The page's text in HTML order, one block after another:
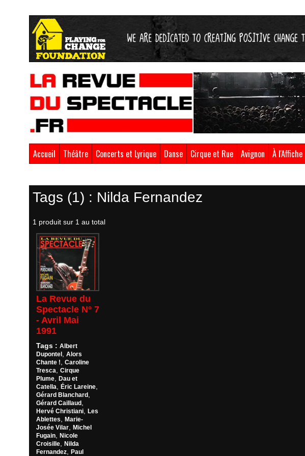
Accueil Théâtre Concerts et Lyrique Danse Cirque et Rue Avignon À l'Affiche
Tags (1) : Nilda Fernandez
1 produit sur 1 au total
La Revue du
Spectacle N° 7
- Avril Mai
1991
Tags : Albert
Dupontel, Alors
Chante !
Caroline
Tresca
Cirque
Plume,
Dau et
Catella
Éric Lareine,
Gérard Blanchard,
Gérard Caillaud,
Hervé Christiani,
Les
Ablettes
Marie-
Josée Vilar,
Michel
Fugain,
Nicole
Croisille,
Nilda
Fernandez, Paul